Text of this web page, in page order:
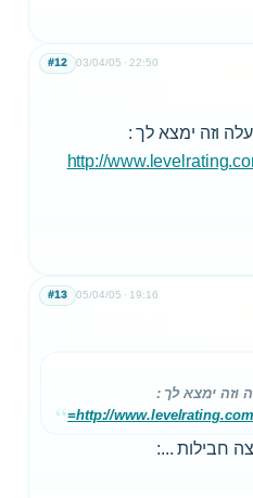
03/04/05 22:50
#12
וזה ימצא לך :
http://
05/04/05 19:16
#13
ימצא לך :
http://
חבילות ...: